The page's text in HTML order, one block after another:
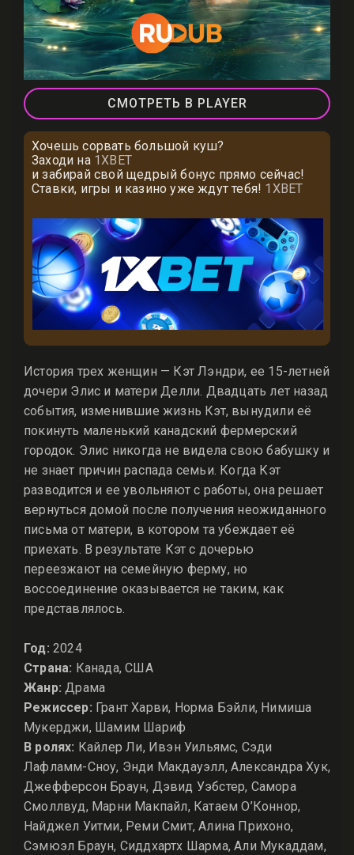
СМОТРЕТЬ В PLAYER
Хочешь сорвать большой куш?
Заходи на 1XBET
и забирай свой щедрый бонус прямо сейчас!
Ставки, игры и казино уже ждут тебя! 1XBET
История трех женщин — Кэт Лэндри, ее 15-летней
дочери Элис и матери Делли. Двадцать лет назад
события, изменившие жизнь Кэт, вынудили её
покинуть маленький канадский фермерский
городок. Элис никогда не видела свою бабушку и
не знает причин распада семьи. Когда Кэт
разводится и ее увольняют с работы, она решает
вернуться домой после получения неожиданного
письма от матери, в котором та убеждает её
приехать. В результате Кэт с дочерью
переезжают на семейную ферму, но
воссоединение оказывается не таким, как
представлялось.
Год: 2024
Страна: Канада, США
Жанр: Драма
Режиссер: Грант Харви, Норма Бэйли, Нимиша
Мукерджи, Шамим Шариф
В ролях: Кайлер Ли, Ивэн Уильямс, Сэди
Лафламм-Сноу, Энди Макдауэлл, Александра Хук,
Джефферсон Браун, Дэвид Уэбстер, Самора
Смоллвуд, Марни Макпайл, Катаем О’Коннор,
Найджел Уитми, Реми Смит, Алина Прихоно,
Сэмюэл Браун, Сиддхартх Шарма, Али Мукаддам,